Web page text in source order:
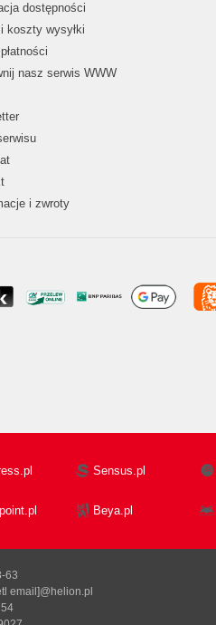
dostępności
koszty wysyłki
nasz serwis WWW
i zwroty
Sensus.pl
Beya.pl
63
email]@helion.pl